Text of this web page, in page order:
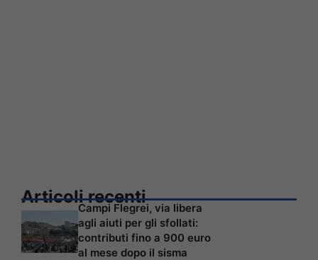
Articoli recenti
Campi Flegrei, via libera
agli aiuti per gli sfollati:
contributi fino a 900 euro
al mese dopo il sisma